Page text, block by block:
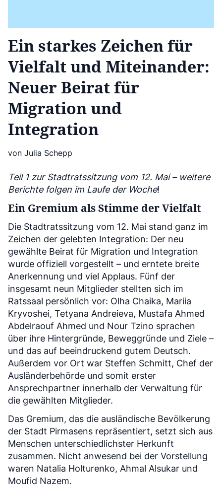
Ein starkes Zeichen für
Vielfalt und Miteinander:
Neuer Beirat für
Migration und
Integration
von Julia Schepp
Teil 1 zur Stadtratssitzung vom 12. Mai – weitere
Berichte folgen im Laufe der Woche!
Ein Gremium als Stimme der Vielfalt
Die Stadtratssitzung vom 12. Mai stand ganz im
Zeichen der gelebten Integration: Der neu
gewählte Beirat für Migration und Integration
wurde offiziell vorgestellt – und erntete breite
Anerkennung und viel Applaus. Fünf der
insgesamt neun Mitglieder stellten sich im
Ratssaal persönlich vor: Olha Chaika, Mariia
Kryvoshei, Tetyana Andreieva, Mustafa Ahmed
Abdelraouf Ahmed und Nour Tzino sprachen
über ihre Hintergründe, Beweggründe und Ziele –
und das auf beeindruckend gutem Deutsch.
Außerdem vor Ort war Steffen Schmitt, Chef der
Ausländerbehörde und somit erster
Ansprechpartner innerhalb der Verwaltung für
die gewählten Mitglieder.
Das Gremium, das die ausländische Bevölkerung
der Stadt Pirmasens repräsentiert, setzt sich aus
Menschen unterschiedlichster Herkunft
zusammen. Nicht anwesend bei der Vorstellung
waren Natalia Holturenko, Ahmal Alsukar und
Moufid Nazem.